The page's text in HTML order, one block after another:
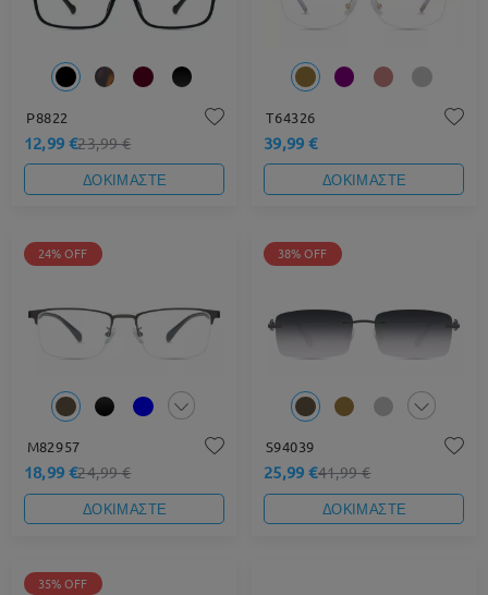
P8822
12,99 €23,99 €
ΔΟΚΙΜΑΣΤΕ
T64326
39,99 €
ΔΟΚΙΜΑΣΤΕ
24% OFF
M82957
18,99 €24,99 €
ΔΟΚΙΜΑΣΤΕ
38% OFF
S94039
25,99 €41,99 €
ΔΟΚΙΜΑΣΤΕ
35% OFF